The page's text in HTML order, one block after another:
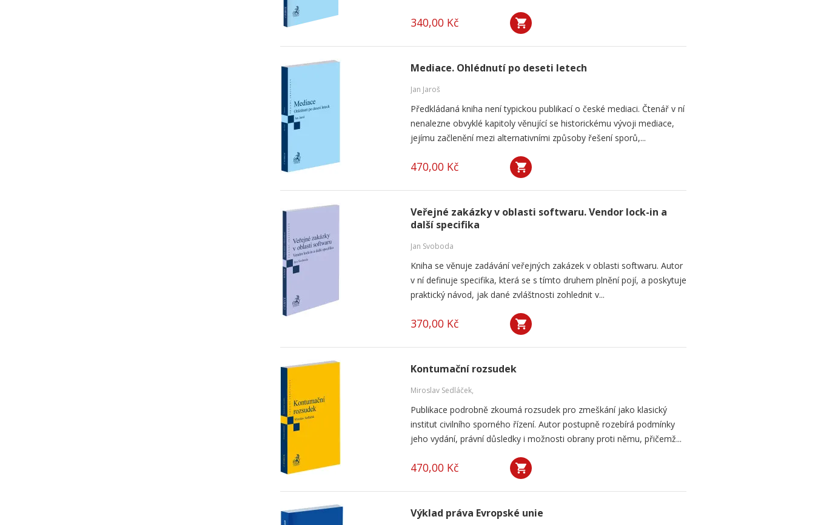
340,00 Kč
Mediace. Ohlédnutí po deseti letech
Jan Jaroš
Předkládaná kniha není typickou publikací o české mediaci. Čtenář v ní
nenalezne obvyklé kapitoly věnující se historickému vývoji mediace,
jejímu začlenění mezi alternativními způsoby řešení sporů,...
470,00 Kč
Veřejné zakázky v oblasti softwaru. Vendor lock-in a
další specifika
Jan Svoboda
Kniha se věnuje zadávání veřejných zakázek v oblasti softwaru. Autor
v ní definuje specifika, která se s tímto druhem plnění pojí, a poskytuje
praktický návod, jak dané zvláštnosti zohlednit v...
370,00 Kč
Kontumační rozsudek
Miroslav Sedláček,
Publikace podrobně zkoumá rozsudek pro zmeškání jako klasický
institut civilního sporného řízení. Autor postupně rozebírá podmínky
jeho vydání, právní důsledky i možnosti obrany proti němu, přičemž...
470,00 Kč
Výklad práva Evropské unie